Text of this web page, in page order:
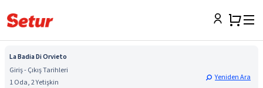
La Badia Di Orvieto
Giriş - Çıkış Tarihleri
1 Oda, 2 Yetişkin
Yeniden Ara